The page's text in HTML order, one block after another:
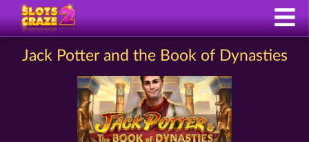
Jack Potter and the Book of Dynasties